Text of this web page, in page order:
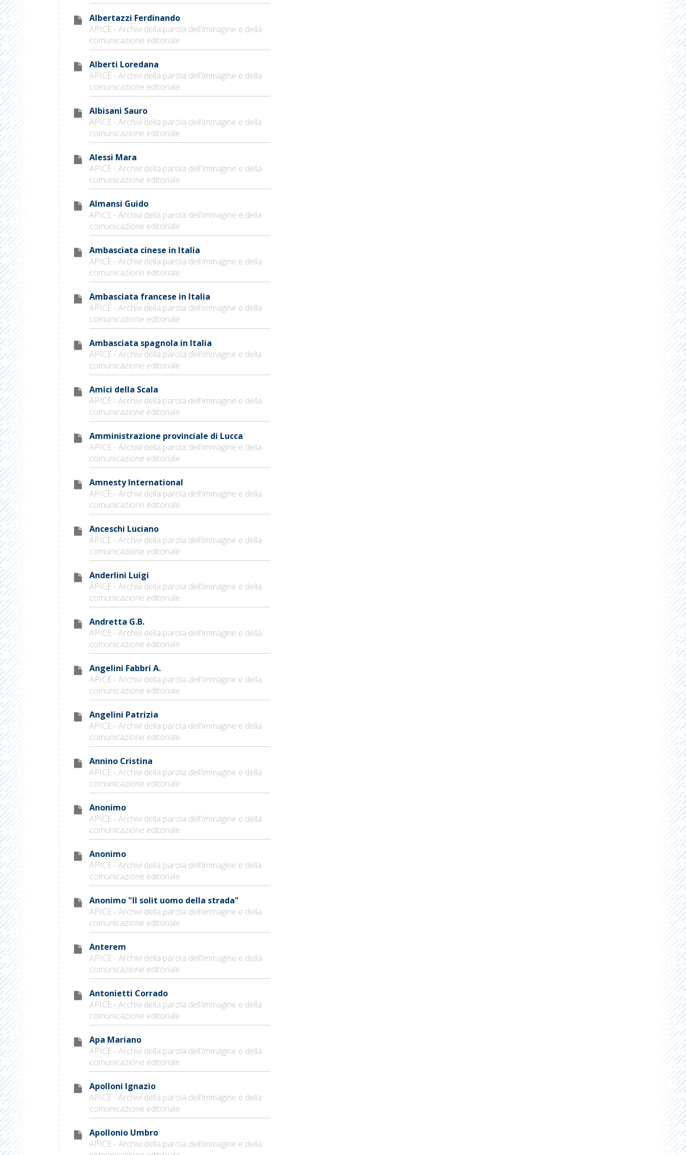
Albertazzi Ferdinando
APICE - Archivi della parola dell'immagine e della
comunicazione editoriale
Alberti Loredana
APICE - Archivi della parola dell'immagine e della
comunicazione editoriale
Albisani Sauro
APICE - Archivi della parola dell'immagine e della
comunicazione editoriale
Alessi Mara
APICE - Archivi della parola dell'immagine e della
comunicazione editoriale
Almansi Guido
APICE - Archivi della parola dell'immagine e della
comunicazione editoriale
Ambasciata cinese in Italia
APICE - Archivi della parola dell'immagine e della
comunicazione editoriale
Ambasciata francese in Italia
APICE - Archivi della parola dell'immagine e della
comunicazione editoriale
Ambasciata spagnola in Italia
APICE - Archivi della parola dell'immagine e della
comunicazione editoriale
Amici della Scala
APICE - Archivi della parola dell'immagine e della
comunicazione editoriale
Amministrazione provinciale di Lucca
APICE - Archivi della parola dell'immagine e della
comunicazione editoriale
Amnesty International
APICE - Archivi della parola dell'immagine e della
comunicazione editoriale
Anceschi Luciano
APICE - Archivi della parola dell'immagine e della
comunicazione editoriale
Anderlini Luigi
APICE - Archivi della parola dell'immagine e della
comunicazione editoriale
Andretta G.B.
APICE - Archivi della parola dell'immagine e della
comunicazione editoriale
Angelini Fabbri A.
APICE - Archivi della parola dell'immagine e della
comunicazione editoriale
Angelini Patrizia
APICE - Archivi della parola dell'immagine e della
comunicazione editoriale
Annino Cristina
APICE - Archivi della parola dell'immagine e della
comunicazione editoriale
Anonimo
APICE - Archivi della parola dell'immagine e della
comunicazione editoriale
Anonimo
APICE - Archivi della parola dell'immagine e della
comunicazione editoriale
Anonimo "Il solit uomo della strada"
APICE - Archivi della parola dell'immagine e della
comunicazione editoriale
Anterem
APICE - Archivi della parola dell'immagine e della
comunicazione editoriale
Antonietti Corrado
APICE - Archivi della parola dell'immagine e della
comunicazione editoriale
Apa Mariano
APICE - Archivi della parola dell'immagine e della
comunicazione editoriale
Apolloni Ignazio
APICE - Archivi della parola dell'immagine e della
comunicazione editoriale
Apollonio Umbro
APICE - Archivi della parola dell'immagine e della